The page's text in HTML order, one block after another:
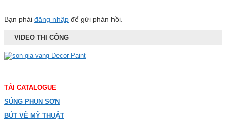
Bạn phải đăng nhập để gửi phản hồi.
VIDEO THI CÔNG
TẢI CATALOGUE
SÚNG PHUN SƠN
BÚT VẼ MỸ THUẬT